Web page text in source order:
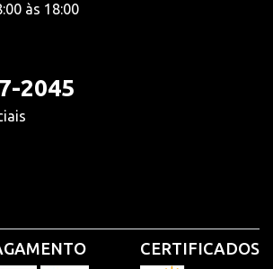
às 18:00
2045
CERTIFICADOS